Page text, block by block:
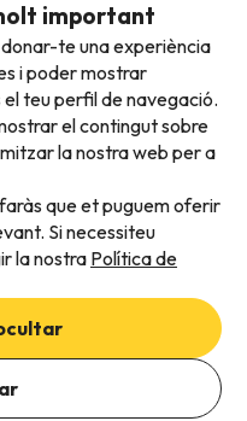
disponibilitat
important
te una experiència
i poder mostrar
teu perfil de navegació.
el contingut sobre
la nostra web per a
que et puguem oferir
Si necessiteu
la nostra Política de